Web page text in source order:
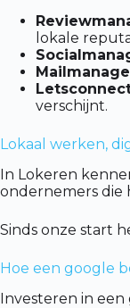
lokale
verschijnt.
Lokaal werken,
In Lokeren
ondernemers die
Sinds onze start
Hoe een google
Investeren in